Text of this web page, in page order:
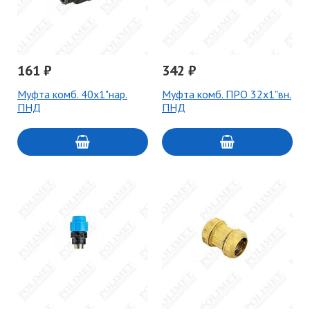
161 ₽
Муфта комб. 40х1"нар.
ПНД
342 ₽
Муфта комб. ПРО 32х1"вн.
ПНД